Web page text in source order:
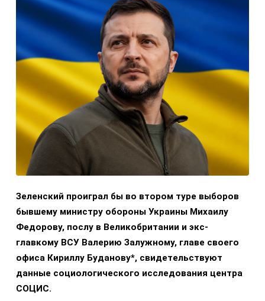
Зеленский проиграл бы во втором туре выборов
бывшему министру обороны Украины Михаилу
Федорову, послу в Великобритании и экс-
главкому ВСУ Валерию Залужному, главе своего
офиса Кириллу Буданову*, свидетельствуют
данные социологического исследования центра
СОЦИС.